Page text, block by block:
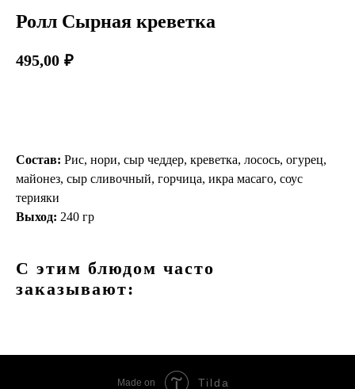
Ролл Сырная креветка
495,00 ₽
Состав: Рис, нори, сыр чеддер, креветка, лосось, огурец,
майонез, сыр сливочный, горчица, икра масаго, соус
терияки
Выход: 240 гр
С этим блюдом часто
заказывают:
Made on Tilda